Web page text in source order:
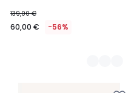
139,00 €
60,00 € -56%